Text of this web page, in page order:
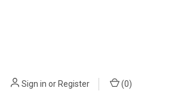
Sign in orRegister (0)